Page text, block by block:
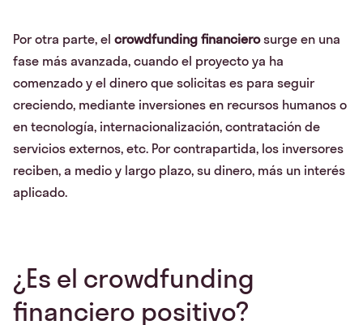
Por otra parte, el crowdfunding financierosurge en una
fase más avanzada, cuando el proyecto ya ha
comenzado y el dinero que solicitas es para seguir
creciendo, mediante inversiones en recursos humanos o
en tecnología, internacionalización, contratación de
servicios externos, etc. Por contrapartida, los inversores
reciben, a medio y largo plazo, su dinero, más un interés
aplicado.
¿Es el crowdfunding
financiero positivo?